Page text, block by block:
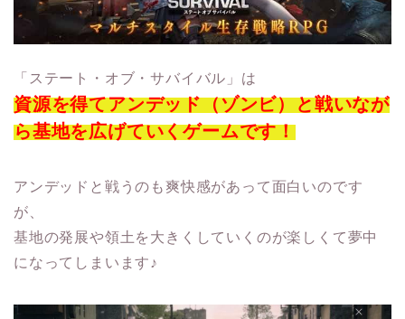
「ステート・オブ・サバイバル」は
資源を得てアンデッド（ゾンビ）と戦いなが
ら基地を広げていくゲームです！
アンデッドと戦うのも爽快感があって面白いのです
が、
基地の発展や領土を大きくしていくのが楽しくて夢中
になってしまいます♪